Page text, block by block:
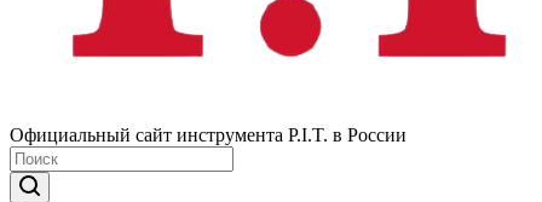
Официальный сайт инструмента P.I.T. в России